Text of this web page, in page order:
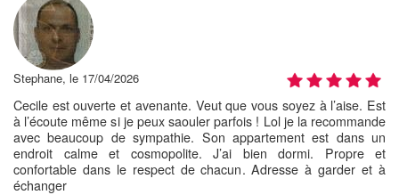
Stephane, le 17/04/2026
Cecile est ouverte et avenante. Veut que vous soyez à l’aise. Est
à l’écoute même si je peux saouler parfois ! Lol je la recommande
avec beaucoup de sympathie. Son appartement est dans un
endroit calme et cosmopolite. J’ai bien dormi. Propre et
confortable dans le respect de chacun. Adresse à garder et à
échanger